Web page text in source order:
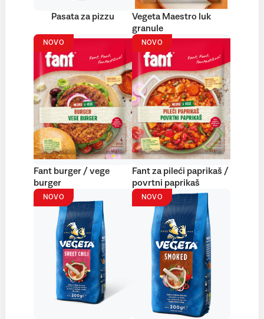
Pasata za pizzu
Vegeta Maestro luk
granule
NOVO
Fant burger / vege
burger
NOVO
Fant za pileći paprikaš /
povrtni paprikaš
NOVO NOVO